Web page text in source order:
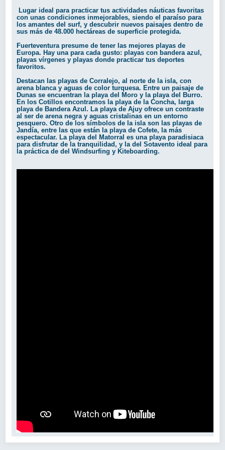
Lugar ideal para practicar tus actividades náuticas favoritas
con unas condiciones inmejorables, siendo el paraíso para
los amantes del surf, y descubrir nuevos paisajes dentro de
sus más de 48.000 hectáreas de superficie protegida.
Fuerteventura presume de tener las mejores playas de
Europa. Hay una para cada gusto: playas con bandera azul,
playas vírgenes y playas donde practicar tus deportes
favoritos.
Destacan las playas de Corralejo, al norte de la isla, con
arena blanca y aguas de color turquesa. Entre un paisaje de
Dunas se encuentran la playa del Moro y la playa del Burro.
En los Cotillos encontramos la playa de la Concha, larga
playa de Bandera Azul. La playa de Ajuy ofrece un contraste
al ser de arena negra y aguas cristalinas en un entorno
pesquero. Otro de los símbolos de la isla son las playas de
Jandía, entre las que están la playa de Cofete, la más
espectacular. La playa del Matorral es una playa paradisiaca
para disfrutar de la tranquilidad, y la del Sotavento ideal para
la práctica de del Windsurfing y Kiteboarding.